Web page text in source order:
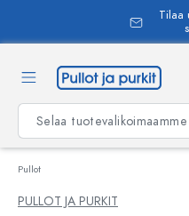
Tilaa
Pullot
PULLOT JA PURKIT